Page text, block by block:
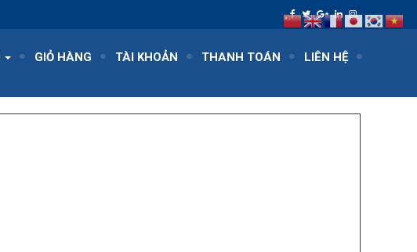
GIỎ HÀNG TÀI KHOẢN THANH TOÁN LIÊN HỆ